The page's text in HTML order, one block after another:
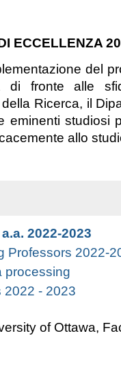
ECCELLENZA
del
fronte alle
della Ricerca, il
eminenti studiosi
allo
2022-2023
Professors 2022-
processing
2022 - 2023
of Ottawa,